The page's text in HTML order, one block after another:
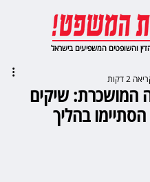
והשופטים המשפיעים בישראל
המושכרת: שיקים
בהליך
2 דקות